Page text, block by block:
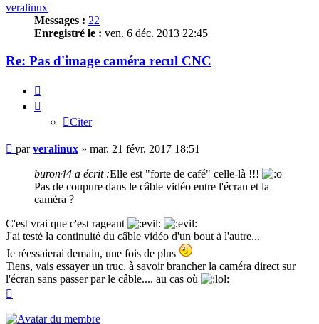
veralinux
Messages : 22
Enregistré le : ven. 6 déc. 2013 22:45
Re: Pas d'image caméra recul CNC
Citer
Message
parveralinux » mar. 21 févr. 2017 18:51
buron44 a écrit :Elle est "forte de café" celle-là !!!
Pas de coupure dans le câble vidéo entre l'écran et la
caméra ?
C'est vrai que c'est rageant
J'ai testé la continuité du câble vidéo d'un bout à l'autre...
Je réessaierai demain, une fois de plus
Tiens, vais essayer un truc, à savoir brancher la caméra direct sur
l'écran sans passer par le câble.... au cas où